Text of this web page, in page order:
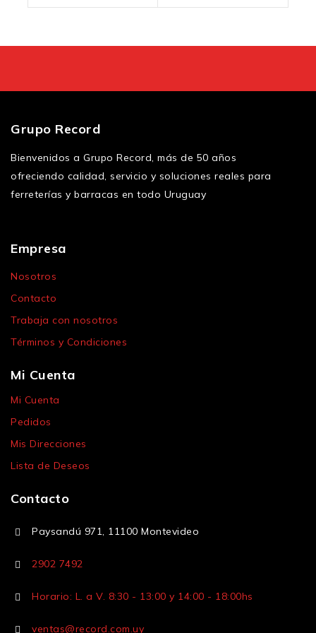
Grupo Record
Bienvenidos a Grupo Record, más de 50 años
ofreciendo calidad, servicio y soluciones reales para
ferreterías y barracas en todo Uruguay
Empresa
Nosotros
Contacto
Trabaja con nosotros
Términos y Condiciones
Mi Cuenta
Mi Cuenta
Pedidos
Mis Direcciones
Lista de Deseos
Contacto
Paysandú 971, 11100 Montevideo
2902 7492
Horario: L. a V. 8:30 - 13:00 y 14:00 - 18:00hs
ventas@record.com.uy